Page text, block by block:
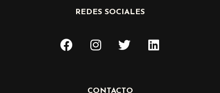
REDES SOCIALES
F
a
I
n
a
T
w
t
L
i
CONTACTO